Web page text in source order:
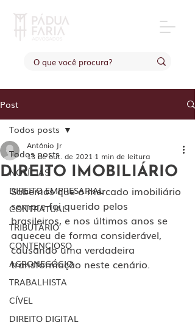
Post
Todos posts
NOTÍCIAS
DIREITO EMPRESARIAL
CONTRATUAL
TRIBUTÁRIO
CONTENCIOSO
AGRONEGÓCIO
TRABALHISTA
CÍVEL
DIREITO DIGITAL
Todos posts
DIREITO IMOBILIÁRIO
Antônio Jr
13 de out. de 2021 1 min de leitura
Sabemos que o mercado imobiliário
sempre foi querido pelos
brasileiros, e nos últimos anos se
aqueceu de forma considerável,
causando uma verdadeira
transformação neste cenário.